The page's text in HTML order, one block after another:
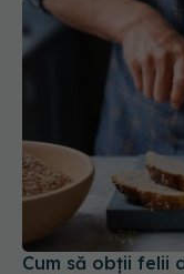
Cum să obții felii
dată. Secretul
27 apr 2026, 14:53